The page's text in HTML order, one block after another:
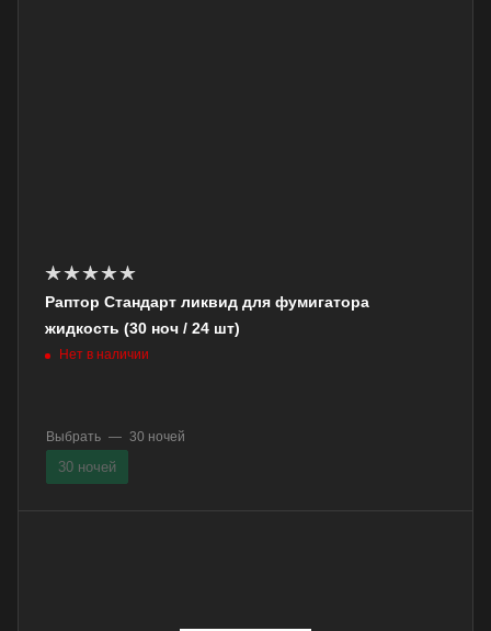
Раптор Стандарт ликвид для фумигатора
жидкость (30 ноч / 24 шт)
Нет в наличии
Выбрать — 30 ночей
30 ночей